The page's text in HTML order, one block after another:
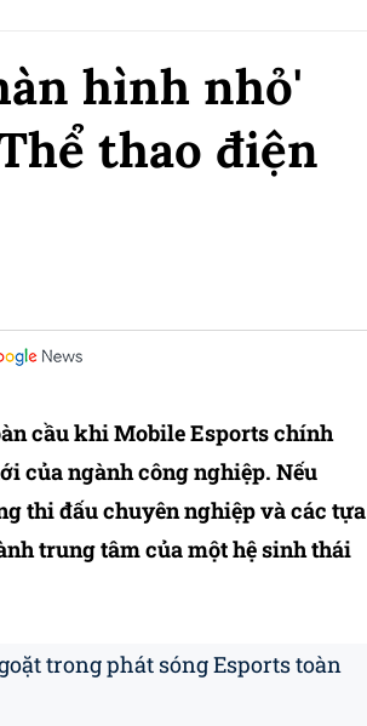
hình nhỏ'
thao điện
cầu khi Mobile Esports chính
của ngành công nghiệp. Nếu
thi đấu chuyên nghiệp và các tựa
trung tâm của một hệ sinh thái
trong phát sóng Esports toàn